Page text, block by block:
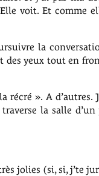
voit. Et comme
la
yeux tout en
». A d’autres.
traverse la salle
jolies (si, si, j’te